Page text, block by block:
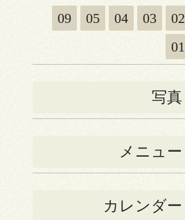
09 05 04 03
02
01
写真
メニュー
カレンダー